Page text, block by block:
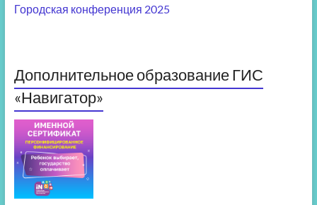
Городская конференция 2025
Дополнительное образование ГИС
«Навигатор»